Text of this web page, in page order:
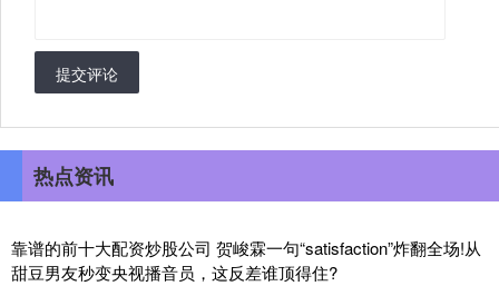
提交评论
热点资讯
靠谱的前十大配资炒股公司 贺峻霖一句“satisfaction”炸翻全场!从
甜豆男友秒变央视播音员，这反差谁顶得住?